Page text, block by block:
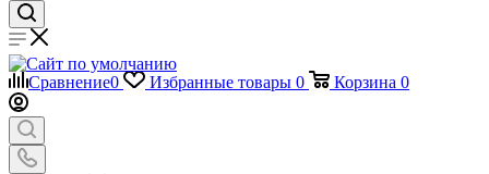
Сравнение0 Избранные товары 0 Корзина 0